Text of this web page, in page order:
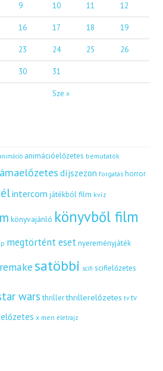
Sze »
9 10 11 12
16 17 18 19
23 24 25 26
30 31
animációelőzetes bemutatók
díjszezon forgatás horror
intercom játékból film kvíz
könyvajánló könyvből film
megtörtént eset nyereményjáték
remakesatöbbi scifi scifielőzetes
wars thriller thrillerelőzetes tv tv
x men életrajz